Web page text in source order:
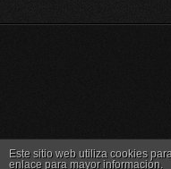
Este sitio web utiliza cookies
enlace para mayor información.